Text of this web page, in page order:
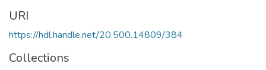
URI
https://hdl.handle.net/20.500.14809/384
Collections